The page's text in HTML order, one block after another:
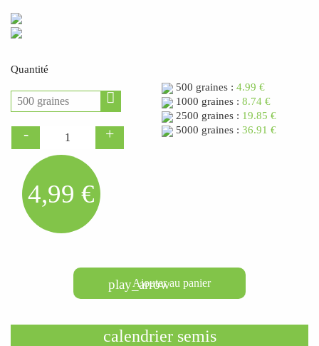
Quantité
500 graines : 4.99 €
1000 graines : 8.74 €
2500 graines : 19.85 €
5000 graines : 36.91 €
4,99 €
play_arrow
Ajouter au panier
calendrier semis